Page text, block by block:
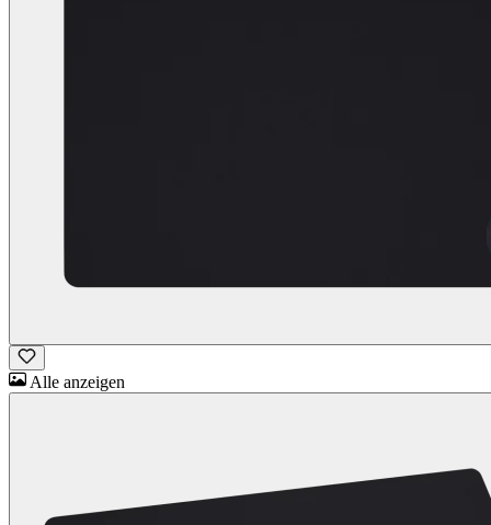
Alle anzeigen